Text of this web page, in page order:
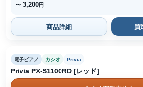
〜 3,200円
商品詳細 買
電子ピアノ カシオ Privia
Privia PX-S1100RD [レッド]